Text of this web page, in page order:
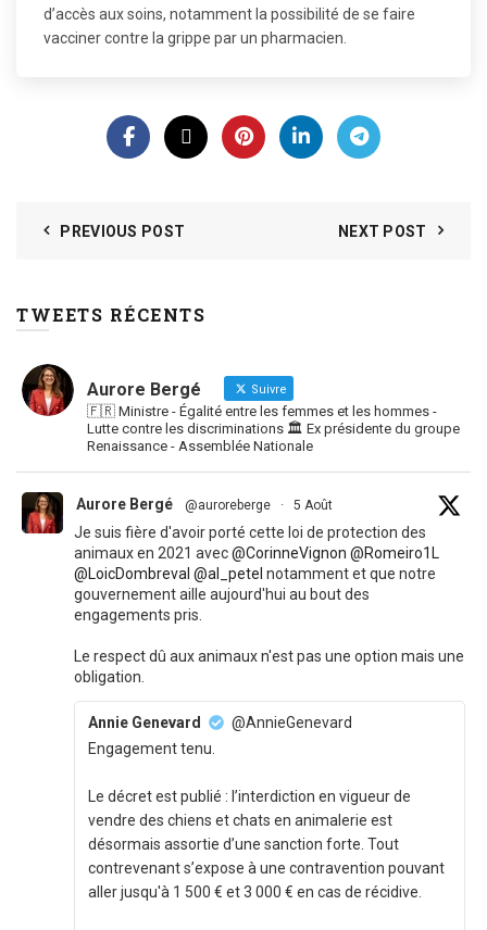
d’accès aux soins, notamment la possibilité de se faire
vacciner contre la grippe par un pharmacien.
PREVIOUS POST NEXT POST
TWEETS RÉCENTS
Aurore Bergé Suivre
🇫🇷 Ministre - Égalité entre les femmes et les hommes -
Lutte contre les discriminations 🏛 Ex présidente du groupe
Renaissance - Assemblée Nationale
Aurore Bergé @auroreberge · 5 Août
Je suis fière d'avoir porté cette loi de protection des
animaux en 2021 avec@CorinneVignon @Romeiro1L
@LoicDombreval @al_petel notamment et que notre
gouvernement aille aujourd'hui au bout des
engagements pris.
Le respect dû aux animaux n'est pas une option mais une
obligation.
Annie Genevard
@AnnieGenevard
Engagement tenu.
Le décret est publié : l’interdiction en vigueur de
vendre des chiens et chats en animalerie est
désormais assortie d’une sanction forte. Tout
contrevenant s’expose à une contravention pouvant
aller jusqu'à 1 500 € et 3 000 € en cas de récidive.